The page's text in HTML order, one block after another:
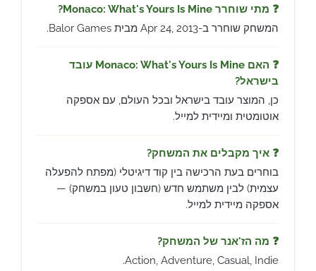
❓ מתי שוחרר Monaco: What's Yours Is Mine?
המשחק שוחרר ב-Apr 24, 2013 מבית Balor Games.
❓ האם Monaco: What's Yours Is Mine עובד
בישראל?
כן, המוצר עובד בישראל ובכל העולם, עם אספקה
אוטומטית ומיידית למייל.
❓ איך מקבלים את המשחק?
בוחרים בעת הרכישה בין קוד דיגיטלי (מפתח להפעלה
עצמית) לבין משתמש חדש (חשבון טעון במשחק) —
אספקה מיידית למייל.
❓ מה הז'אנר של המשחק?
Action, Adventure, Casual, Indie.